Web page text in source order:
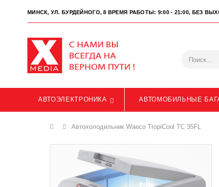
МИНСК, УЛ. БУРДЕЙНОГО, 8 ВРЕМЯ РАБОТЫ: 9:00 - 21:00, БЕЗ
АВТОЭЛЕКТРОНИКА АВТОМОБИЛЬНЫЕ
Главная
Автохолодильник Waeco TropiCool TC 35FL